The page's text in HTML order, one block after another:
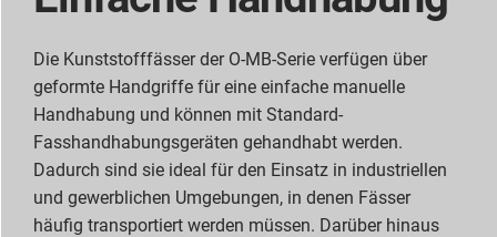
Die Kunststofffässer der O-MB-Serie verfügen über
geformte Handgriffe für eine einfache manuelle
Handhabung und können mit Standard-
Fasshandhabungsgeräten gehandhabt werden.
Dadurch sind sie ideal für den Einsatz in industriellen
und gewerblichen Umgebungen, in denen Fässer
häufig transportiert werden müssen. Darüber hinaus